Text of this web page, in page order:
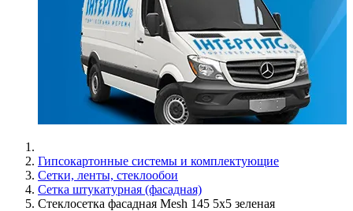
Гипсокартонные системы и комплектующие
Сетки, ленты, стеклообои
Сетка штукатурная (фасадная)
Стеклосетка фасадная Mesh 145 5х5 зеленая